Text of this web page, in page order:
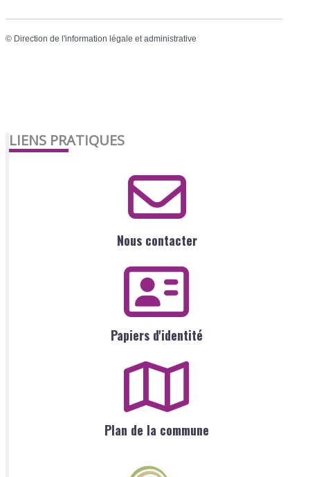
© Direction de l'information légale et administrative
LIENS PRATIQUES
Nous contacter
Papiers d'identité
Plan de la commune